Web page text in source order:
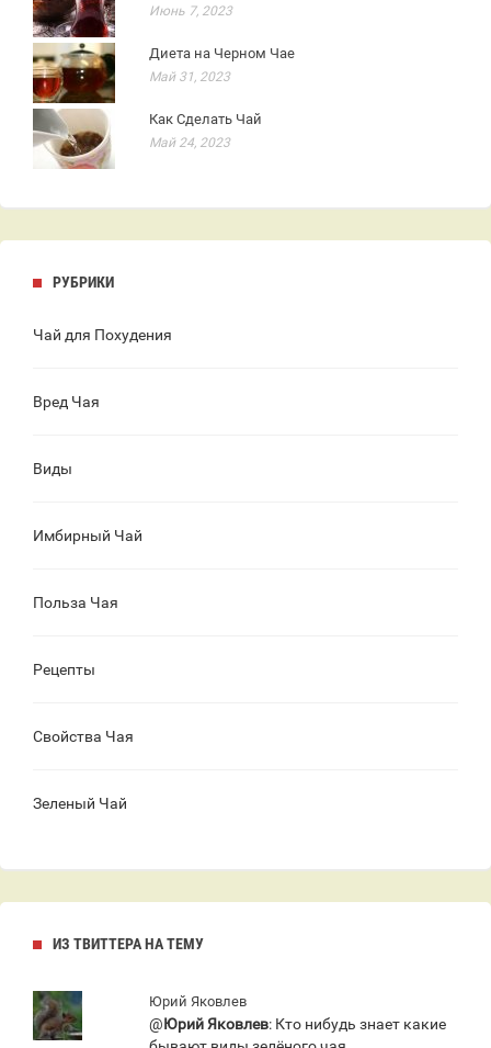
Июнь 7, 2023
Диета на Черном Чае
Май 31, 2023
Как Сделать Чай
Май 24, 2023
РУБРИКИ
Чай для Похудения
Вред Чая
Виды
Имбирный Чай
Польза Чая
Рецепты
Свойства Чая
Зеленый Чай
ИЗ ТВИТТЕРА НА ТЕМУ
Юрий Яковлев
@Юрий Яковлев: Кто нибудь знает какие